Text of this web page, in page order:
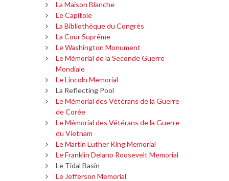
La Maison Blanche
Le Capitole
La Bibliothèque du Congrès
La Cour Suprême
Le Washington Monument
Le Mémorial de la Seconde Guerre
Mondiale
Le Lincoln Memorial
La Reflecting Pool
Le Mémorial des Vétérans de la Guerre
de Corée
Le Mémorial des Vétérans de la Guerre
du Vietnam
Le Martin Luther King Memorial
Le Franklin Delano Roosevelt Memorial
Le Tidal Basin
Le Jefferson Memorial